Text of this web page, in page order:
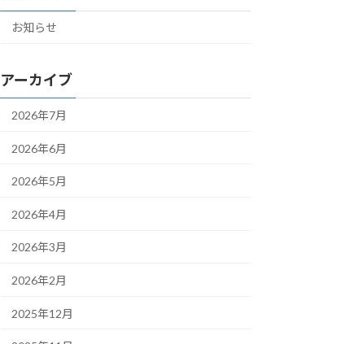
お知らせ
アーカイブ
2026年7月
2026年6月
2026年5月
2026年4月
2026年3月
2026年2月
2025年12月